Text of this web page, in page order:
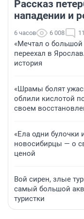
Рассказ
нападении и
6 часов 6 008
«Мечтал о
переехал в
история
«Шрамы болят
облили кислотой
своем
«Ела одни булочки
новосибирцы — о
ценой
Вой сирен, злые
самый большой
туристки